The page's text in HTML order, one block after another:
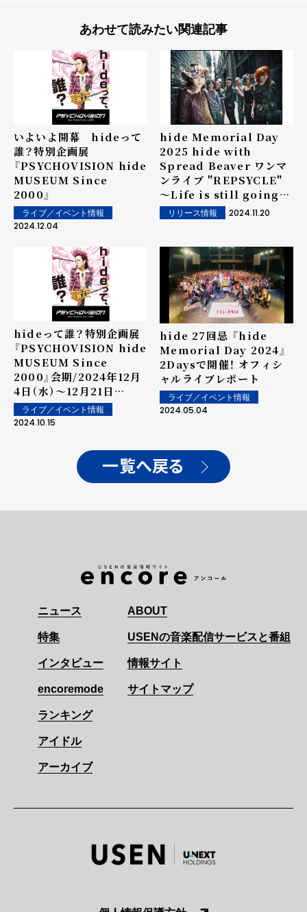
あわせて読みたい関連記事
いよいよ開幕 hideって
誰？特別企画展
『PSYCHOVISION hide
MUSEUM Since
2000』
ライブ／イベント情報
2024.12.04
hide Memorial Day
2025 hide with
Spread Beaver ワンマ
ンライブ "REPSYCLE"
〜Life is still going
on!!〜〈2025年〉に起こ
る奇跡、開催決定!!
リリース情報 2024.11.20
hideって誰？特別企画展
『PSYCHOVISION hide
MUSEUM Since
2000』会期/2024年12月
4日（水）～12月21日
（土） 会場/博多阪急 8階
催場レプリカではない貴重
ライブ／イベント情報
2024.10.15
hide 27回忌 『hide
Memorial Day 2024』
2Daysで開催！ オフィシ
ャルライブレポート
ライブ／イベント情報
2024.05.04
一覧へ戻る
ニュース
特集
インタビュー
encoremode
ランキング
アイドル
アーカイブ
ABOUT
USENの音楽配信サービスと番組
情報サイト
サイトマップ